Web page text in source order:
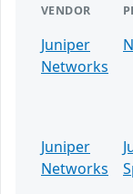
VENDOR
Juniper
Networks
Juniper
Networks